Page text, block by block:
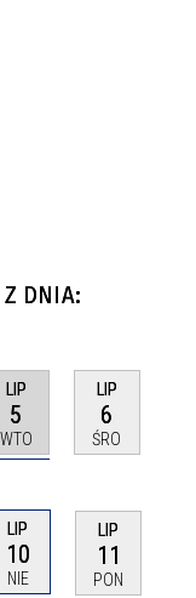
Z DNIA:
LIP
5
WTO
LIP
6
ŚRO
LIP
10
NIE
LIP
11
PON